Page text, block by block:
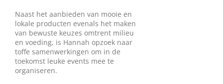
Naast het aanbieden van mooie en
lokale producten evenals het maken
van bewuste keuzes omtrent milieu
en voeding, is Hannah opzoek naar
toffe samenwerkingen om in de
toekomst leuke events mee te
organiseren.